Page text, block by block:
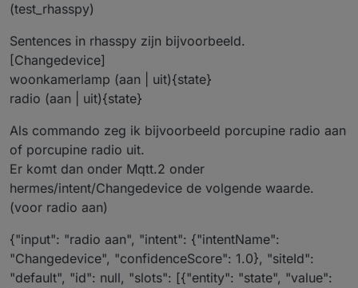
(test_rhasspy)
Sentences in rhasspy zijn bijvoorbeeld.
[Changedevice]
woonkamerlamp (aan | uit){state}
radio (aan | uit){state}
Als commando zeg ik bijvoorbeeld porcupine radio aan
of porcupine radio uit.
Er komt dan onder Mqtt.2 onder
hermes/intent/Changedevice de volgende waarde.
(voor radio aan)
{"input": "radio aan", "intent": {"intentName":
"Changedevice", "confidenceScore": 1.0}, "siteId":
"default", "id": null, "slots": [{"entity": "state", "value":